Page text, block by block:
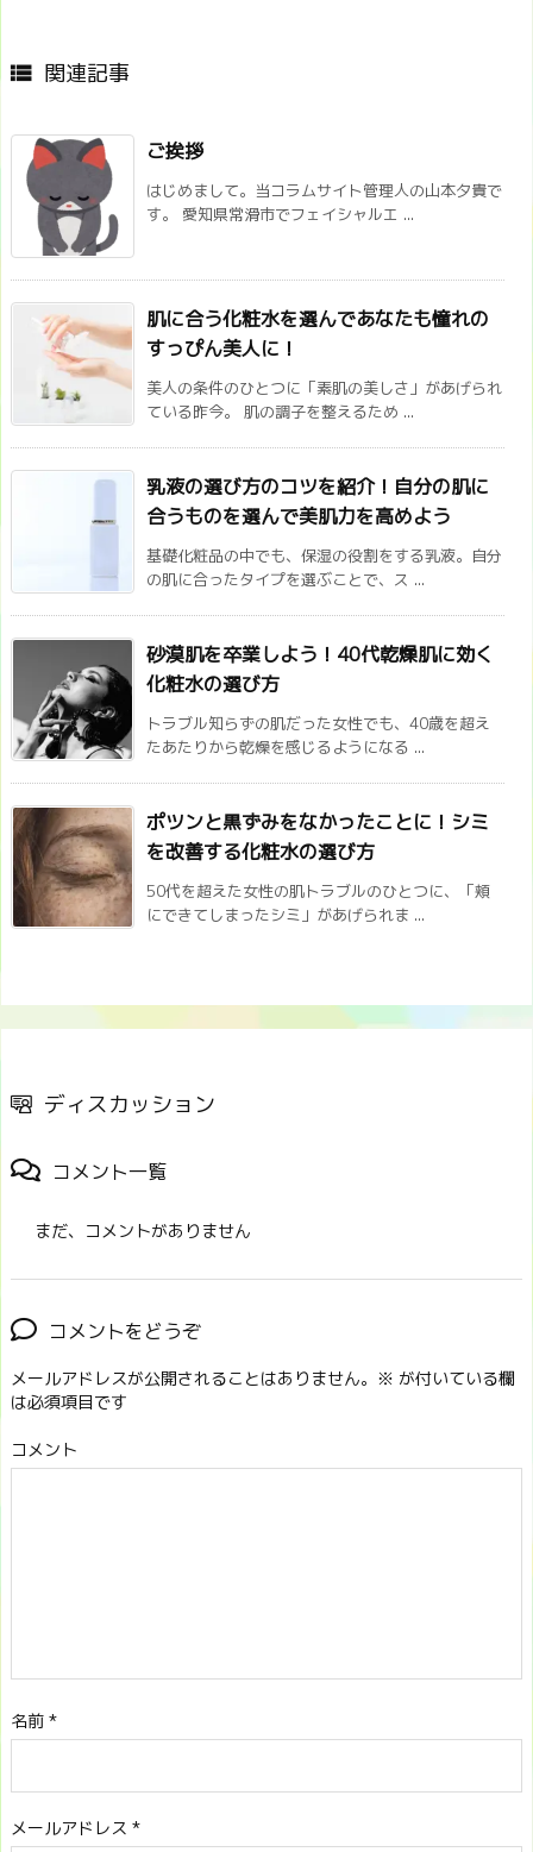
 関連記事
ご挨拶
はじめまして。当コラムサイト管理人の山本夕貴で
す。 愛知県常滑市でフェイシャルエ ...
肌に合う化粧水を選んであなたも憧れの
すっぴん美人に！
美人の条件のひとつに「素肌の美しさ」があげられ
ている昨今。 肌の調子を整えるため ...
乳液の選び方のコツを紹介！自分の肌に
合うものを選んで美肌力を高めよう
基礎化粧品の中でも、保湿の役割をする乳液。自分
の肌に合ったタイプを選ぶことで、ス ...
砂漠肌を卒業しよう！40代乾燥肌に効く
化粧水の選び方
トラブル知らずの肌だった女性でも、40歳を超え
たあたりから乾燥を感じるようになる ...
ポツンと黒ずみをなかったことに！シミ
を改善する化粧水の選び方
50代を超えた女性の肌トラブルのひとつに、「頬
にできてしまったシミ」があげられま ...
ディスカッション
コメント一覧
まだ、コメントがありません
コメントをどうぞ
メールアドレスが公開されることはありません。 ※ が付いている欄
は必須項目です
コメント
名前 *
メールアドレス *